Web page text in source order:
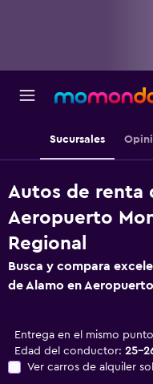
Sucursales
Autos de renta
Aeropuerto
Regional
Busca y compara
de Alamo en
Entrega en el mismo punto
Edad del conductor: 25-
Ver carros de alquiler